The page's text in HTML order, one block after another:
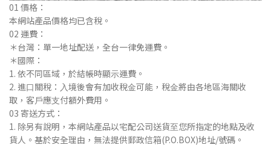
01 價格：
本網站產品價格均已含稅。
02 運費：
＊台灣：單⼀地址配送，全台⼀律免運費。
＊國際：
1. 依不同區域，於結帳時顯⽰運費。
2. 進⼝關稅：⼊境後會有加收稅⾦可能，稅⾦將由各地區海關收
取，客⼾應⽀付額外費⽤。
03 寄送⽅式：
1. 除另有說明，本網站產品以宅配公司送貨⾄您所指定的地點及收
貨⼈。基於安全理由，無法提供郵政信箱(P.O.BOX)地址/號碼。